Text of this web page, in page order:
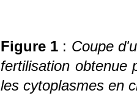
Figure 1 : Coupe
fertilisation obtenue
les cytoplasmes en